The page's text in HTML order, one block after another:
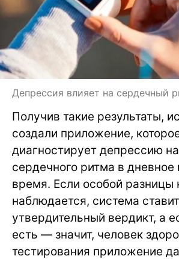
Депрессия влияет на сердечный
Получив такие результаты,
создали приложение,
диагностирует депрессию
сердечного ритма в дневное
время. Если особой разницы
наблюдается, система ставит
утвердительный вердикт, а
есть — значит, человек
тестирования приложение